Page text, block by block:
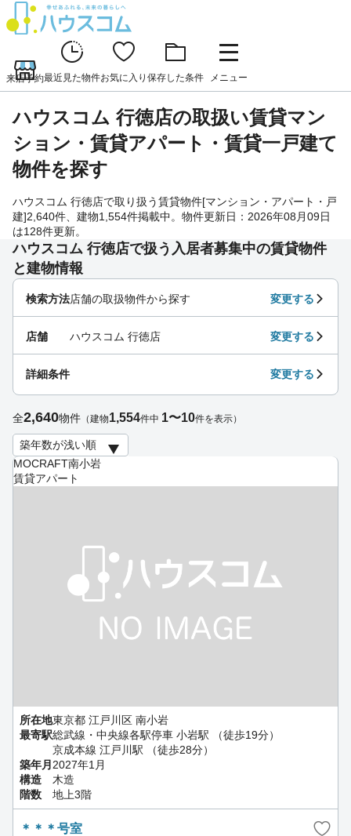
来店予約最近見た物件お気に入り 保存した条件 メニュー
ハウスコム 行徳店の取扱い賃貸マン
ション・賃貸アパート・賃貸一戸建て
物件を探す
ハウスコム 行徳店で取り扱う賃貸物件[マンション・アパート・戸
建]2,640件、建物1,554件掲載中。物件更新日：2026年08月09日
は128件更新。
ハウスコム 行徳店で扱う入居者募集中の賃貸物件
と建物情報
MOCRAFT南小岩
賃貸アパート
所在地東京都 江戸川区 南小岩
最寄駅総武線・中央線各駅停車 小岩駅 （徒歩19分）
京成本線 江戸川駅 （徒歩28分）
築年月 2027年1月
構造
木造
階数
地上3階
＊＊＊号室
検索方法店舗の取扱物件から探す 変更する
店舗 ハウスコム 行徳店 変更する
詳細条件 変更する
全2,640物件 （建物1,554件中 1〜10件を表示）